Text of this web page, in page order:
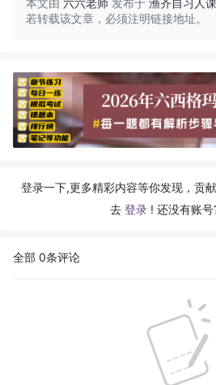
本文由 六六老师 发布于 渔齐自习人
若转载该文章，必须注明链接地址。
登录一下,更多精彩内容等你发现，贡
去 登录 ! 还没有账号
全部 0条评论